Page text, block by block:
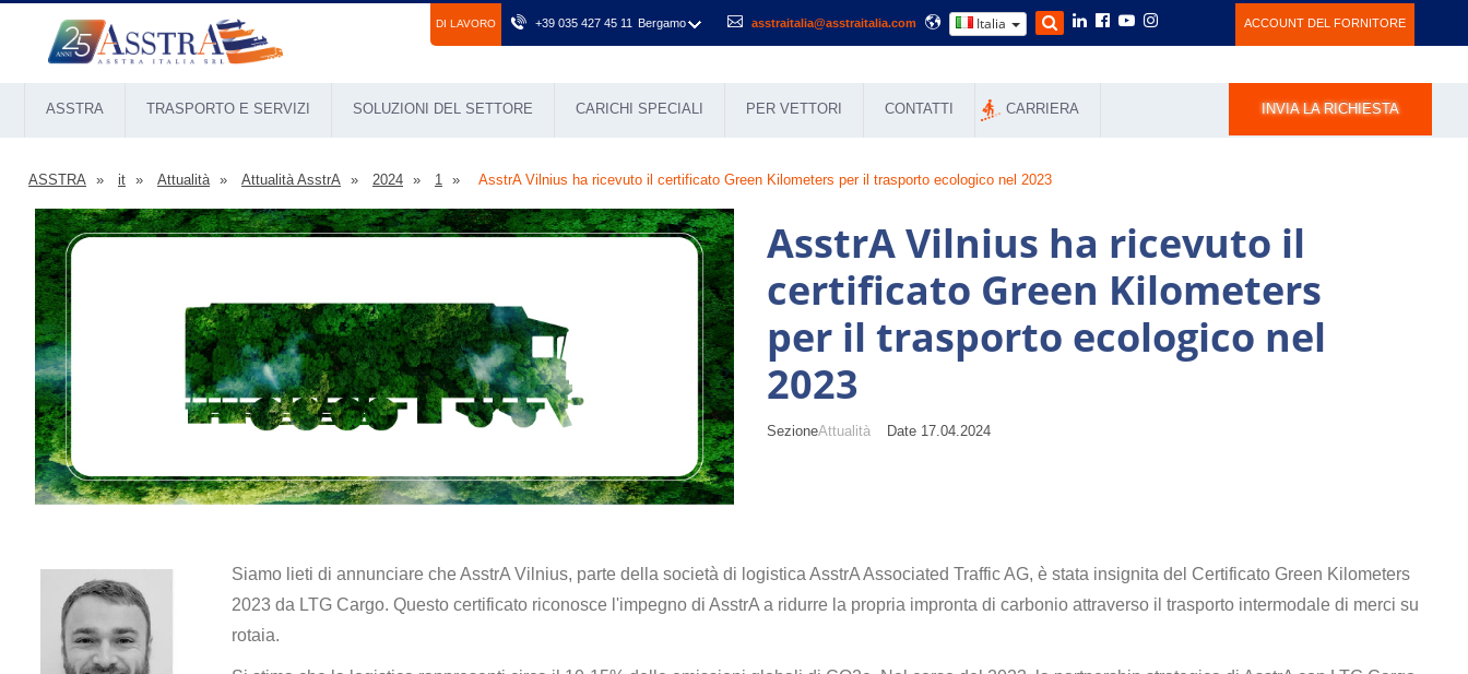
DI LAVORO +39 035 427 45 11 Bergamo asstraitalia@asstraitalia.com Italia ACCOUNT DEL FORNITORE
ASSTRA TRASPORTO E SERVIZI SOLUZIONI DEL SETTORE CARICHI SPECIALI PER VETTORI CONTATTI CARRIERA INVIA LA RICHIESTA
ASSTRA it Attualità Attualità AsstrA 2024 1 AsstrA Vilnius ha ricevuto il certificato Green Kilometers per il trasporto ecologico nel 2023
AsstrA Vilnius ha ricevuto il
certificato Green Kilometers
per il trasporto ecologico nel
2023
SezioneAttualità Date 17.04.2024
Siamo lieti di annunciare che AsstrA Vilnius, parte della società di logistica AsstrA Associated Traffic AG, è stata insignita del Certificato Green Kilometers
2023 da LTG Cargo. Questo certificato riconosce l'impegno di AsstrA a ridurre la propria impronta di carbonio attraverso il trasporto intermodale di merci su
rotaia.